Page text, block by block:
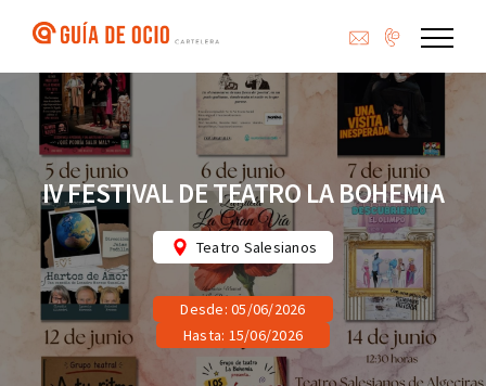
contenido
IV FESTIVAL DE TEATRO LA BOHEMIA
Teatro Salesianos
Desde: 05/06/2026
Hasta: 15/06/2026